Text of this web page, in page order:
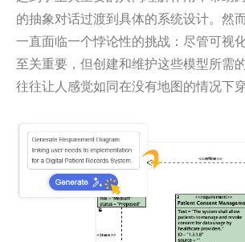
的抽象对话过渡到具体的系统设计。然
一直面临一个悖论性的挑战：尽管可视
至关重要，但创建和维护这些模型所需
往往让人感觉如同在没有地图的情况下穿